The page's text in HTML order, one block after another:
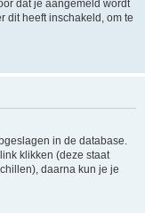
dat je aangemeld wordt
dit heeft inschakeld, om te
in de database.
link klikken (deze staat
daarna kun je je